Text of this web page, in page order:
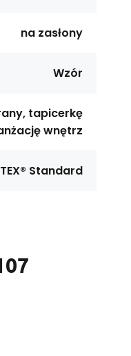
na zasłony
Wzór
tapicerkę
wnętrz
Standard